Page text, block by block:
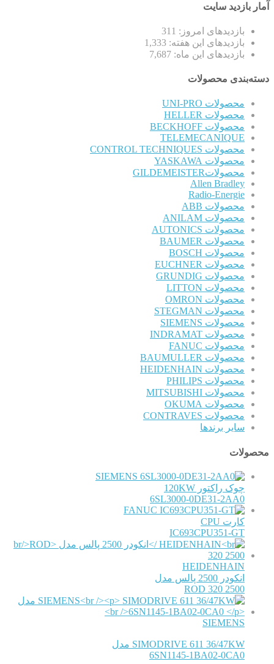
آمار بازدید سایت
بازدیدهای امروز: 311
بازدیدهای این هفته: 1,333
بازدیدهای این ماه: 7,687
دسته‌بندی محصولات
محصولات UNI-PRO
محصولات HELLER
محصولات BECKHOFF
TELEMECANIQUE
محصولات CONTROL TECHNIQUES
محصولات YASKAWA
محصولاتGILDEMEISTER
Allen Bradley
Radio-Energie
محصولات ABB
محصولات ANILAM
محصولات AUTONICS
محصولات BAUMER
محصولات BOSCH
محصولات EUCHNER
محصولات GRUNDIG
محصولات LITTON
محصولات OMRON
محصولات STEGMAN
محصولات SIEMENS
محصولات INDRAMAT
محصولات FANUC
محصولات BAUMULLER
محصولات HEIDENHAIN
محصولات PHILIPS
محصولات MITSUBISHI
محصولات OKUMA
محصولات CONTRAVES
سایر برندها
محصولات
SIEMENS
چوک راکتور 120KW
6SL3000-0DE31-2AA0
FANUC
کارت CPU
IC693CPU351-GT
HEIDENHAIN
انکودر 2500 پالس مدل
ROD 320 2500
SIEMENS
SIMODRIVE 611 36/47KW مدل
6SN1145-1BA02-0CA0